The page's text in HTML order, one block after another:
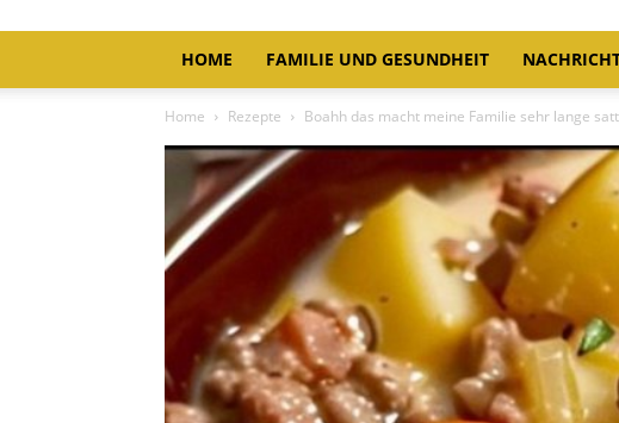
HOME FAMILIE UND GESUNDHEIT
Home Rezepte Boahh das macht meine Familie sehr lange